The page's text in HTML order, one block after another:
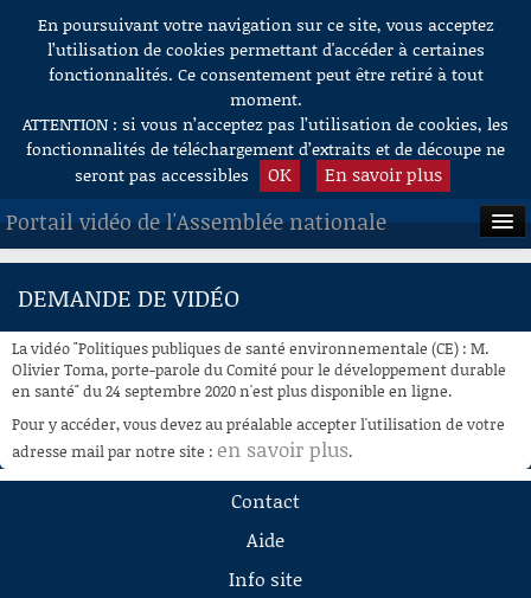
Aller au contenu
En poursuivant votre navigation sur ce site, vous acceptez
l’utilisation de cookies permettant d'accéder à certaines
fonctionnalités. Ce consentement peut être retiré à tout
moment.
ATTENTION : si vous n’acceptez pas l’utilisation de cookies, les
fonctionnalités de téléchargement d’extraits et de découpe ne
seront pas accessibles
OK En savoir plus
Portail vidéo de l'Assemblée nationale
ACCUEIL
À LA DEMANDE
RECHERCHE
AIDE À LA DÉCOUPE
DE VIDÉOS
DEMANDE DE VIDÉO
La vidéo "Politiques publiques de santé environnementale (CE) : M.
Olivier Toma, porte-parole du Comité pour le développement durable
en santé" du 24 septembre 2020 n'est plus disponible en ligne.
Pour y accéder, vous devez au préalable accepter l'utilisation de votre
adresse mail par notre site : en savoir plus.
Contact
Aide
Info site